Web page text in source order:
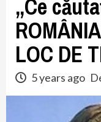
„Ce
LOC DE
5 years ago